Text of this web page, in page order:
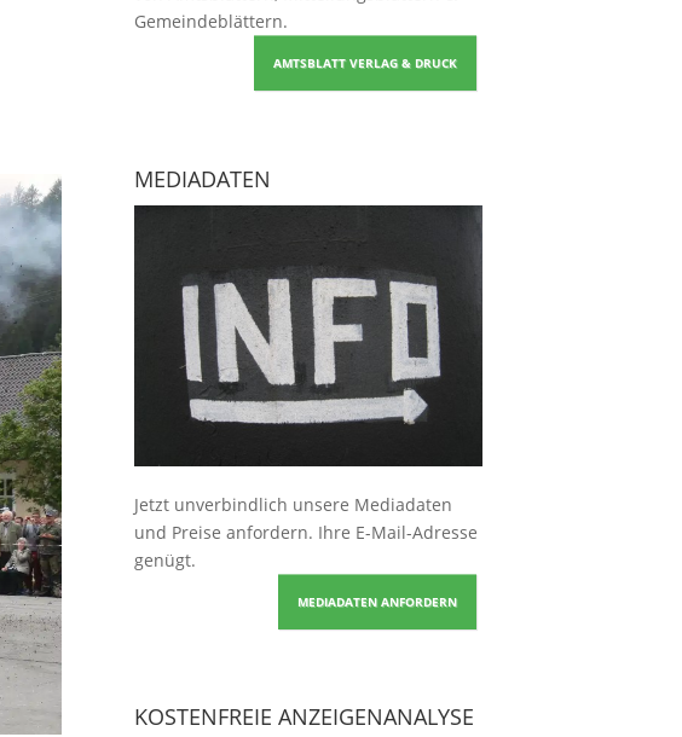
Gemeindeblättern.
AMTSBLATT VERLAG & DRUCK
MEDIADATEN
Jetzt unverbindlich unsere Mediadaten
und Preise anfordern. Ihre E-Mail-Adresse
genügt.
MEDIADATEN ANFORDERN
KOSTENFREIE ANZEIGENANALYSE